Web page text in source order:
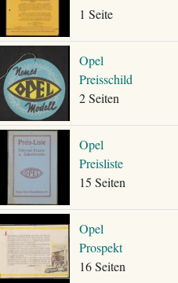
1 Seite
Opel
Preisschild
2 Seiten
Opel
Preisliste
15 Seiten
Opel
Prospekt
16 Seiten